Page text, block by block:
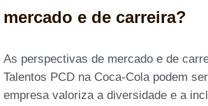
mercado e de carreira?
As perspectivas de mercado e de
Talentos PCD na Coca-Cola podem
empresa valoriza a diversidade e a